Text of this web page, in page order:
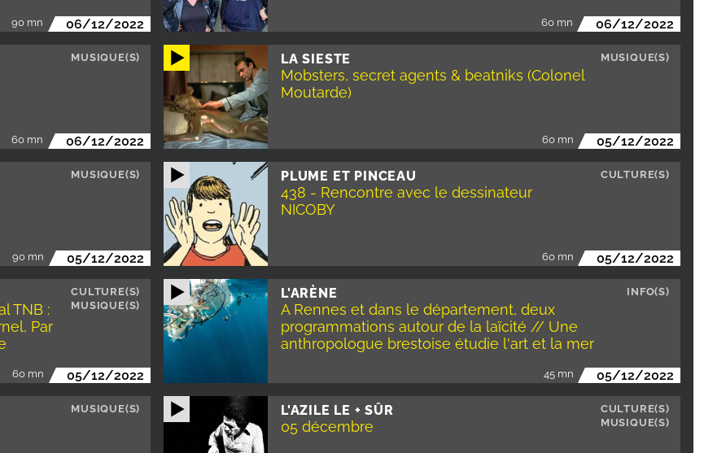
90 mn 06/12/2022 60 mn 06/12/2022
MUSIQUE(S)
60 mn 06/12/2022
LA SIESTE
Mobsters, secret agents & beatniks (Colonel
Moutarde)
MUSIQUE(S)
60 mn 05/12/2022
MUSIQUE(S)
90 mn 05/12/2022
PLUME ET PINCEAU
438 - Rencontre avec le dessinateur
NICOBY
CULTURE(S)
60 mn 05/12/2022
TNB :
Par
CULTURE(S)
MUSIQUE(S)
60 mn 05/12/2022
L'ARÈNE
A Rennes et dans le département, deux
programmations autour de la laïcité // Une
anthropologue brestoise étudie l'art et la mer
INFO(S)
45 mn 05/12/2022
MUSIQUE(S) L'AZILE LE + SÛR
05 décembre
CULTURE(S)
MUSIQUE(S)